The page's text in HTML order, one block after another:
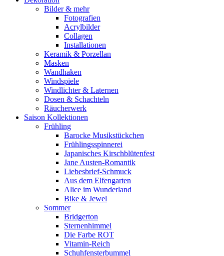
Bilder & mehr
Fotografien
Acrylbilder
Collagen
Installationen
Keramik & Porzellan
Masken
Wandhaken
Windspiele
Windlichter & Laternen
Dosen & Schachteln
Räucherwerk
Saison Kollektionen
Frühling
Barocke Musikstückchen
Frühlingsspinnerei
Japanisches Kirschblütenfest
Jane Austen-Romantik
Liebesbrief-Schmuck
Aus dem Elfengarten
Alice im Wunderland
Bike & Jewel
Sommer
Bridgerton
Sternenhimmel
Die Farbe ROT
Vitamin-Reich
Schuhfensterbummel